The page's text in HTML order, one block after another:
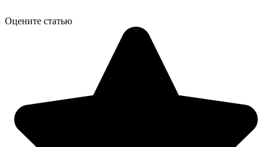
Оцените статью